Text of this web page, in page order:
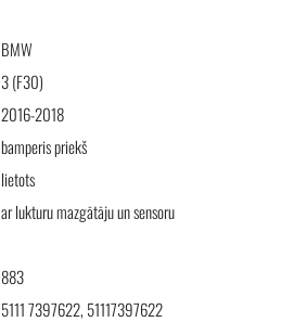
BMW
3 (F30)
2016-2018
bamperis priekš
lietots
ar lukturu mazgātāju un sensoru
883
5111 7397622, 51117397622